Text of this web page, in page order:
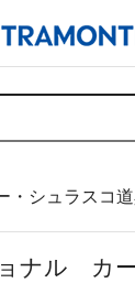
・シュラスコ
ナル カ